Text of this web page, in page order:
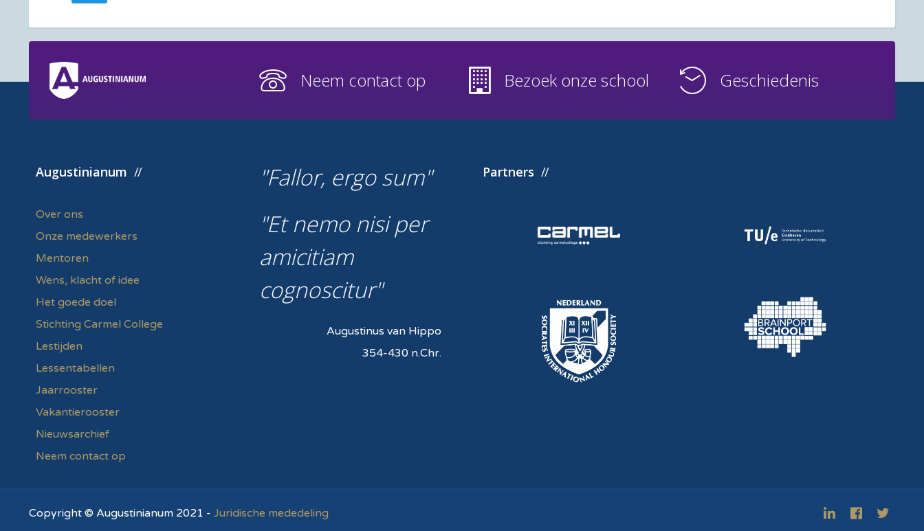
Neem contact op Bezoek onze school Geschiedenis
Augustinianum
Over ons
Onze medewerkers
Mentoren
Wens, klacht of idee
Het goede doel
Stichting Carmel College
Lestijden
Lessentabellen
Jaarrooster
Vakantierooster
Nieuwsarchief
Neem contact op
Fallor, ergo sum
Et nemo nisi per
amicitiam
cognoscitur
Augustinus van Hippo
354-430 n.Chr.
Partners
Copyright © Augustinianum 2021 - Juridische mededeling